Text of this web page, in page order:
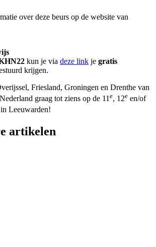
over deze beurs op de website van
kun je via deze link je gratis
krijgen.
Friesland, Groningen en Drenthe van
graag tot ziens op de 11e, 12e en/of
Leeuwarden!
artikelen